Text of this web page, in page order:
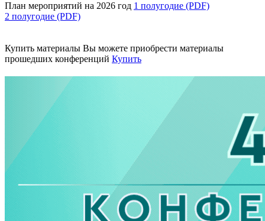
План мероприятий на 2026 год 1 полугодие (PDF)
2 полугодие (PDF)
Купить материалы Вы можете приобрести материалы
прошедших конференций Купить